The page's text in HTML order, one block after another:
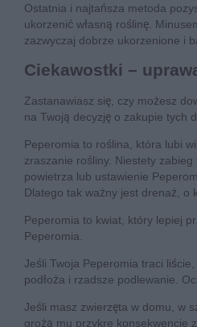
Ostatnia i najtańsza metoda
ukorzenić własną roślinę.
zazwyczaj dobrze ukorzenione i
Ciekawostki –
Zastanawiasz się, czy możesz
na Twoją decyzję o zakupie tych
Peperomia to roślina, która lubi
zraszanie rośliny. Niestety
powietrza lub ustawienie
Dlatego tak ważny jest drenaż, o
Peperomia to kwiat, który lepiej
Peperomia.
Jeśli Twoja Peperomia traci
podłoża i rzadsze podlewanie.
Jeśli masz zwierzęta w domu, w
grożą mu przykre konsekwencje